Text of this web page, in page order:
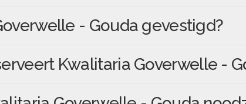
- Gouda gevestigd?
Kwalitaria Goverwelle -